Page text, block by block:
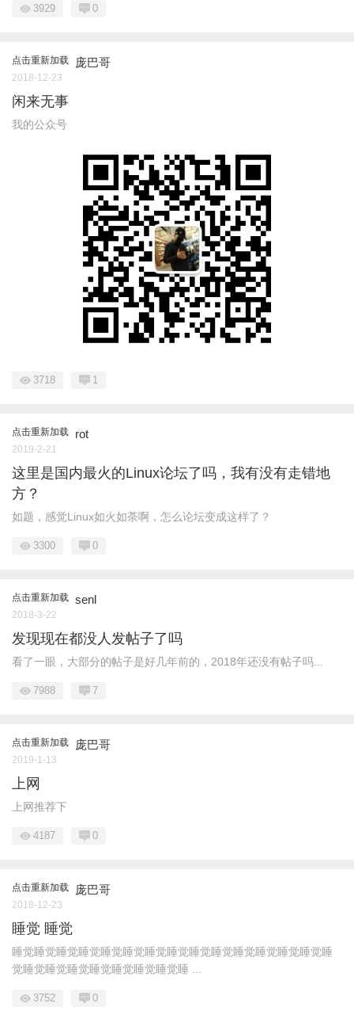
3929 0
点击重新加载 庞巴哥
2018-12-23
闲来无事
我的公众号
3718 1
点击重新加载 rot
2019-2-21
这里是国内最火的Linux论坛了吗，我有没有走错地
方？
如题，感觉Linux如火如荼啊，怎么论坛变成这样了？
3300 0
点击重新加载 senl
2018-3-22
发现现在都没人发帖子了吗
看了一眼，大部分的帖子是好几年前的，2018年还没有帖子吗...
7988 7
点击重新加载 庞巴哥
2019-1-13
上网
上网推荐下
4187 0
点击重新加载 庞巴哥
2018-12-23
睡觉 睡觉
睡觉睡觉睡觉睡觉睡觉睡觉睡觉睡觉睡觉睡觉睡觉睡觉睡觉睡觉睡
觉睡觉睡觉睡觉睡觉睡觉睡觉睡觉睡 ...
3752 0